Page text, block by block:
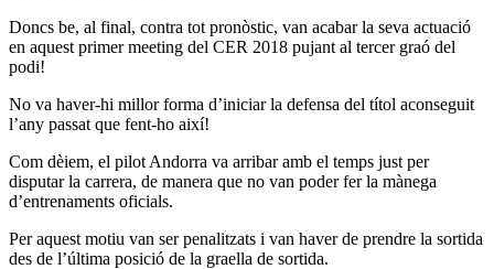
Doncs be, al final, contra tot pronòstic, van acabar la seva actuació
en aquest primer meeting del CER 2018 pujant al tercer graó del
podi!
No va haver-hi millor forma d’iniciar la defensa del títol aconseguit
l’any passat que fent-ho així!
Com dèiem, el pilot Andorra va arribar amb el temps just per
disputar la carrera, de manera que no van poder fer la mànega
d’entrenaments oficials.
Per aquest motiu van ser penalitzats i van haver de prendre la sortida
des de l’última posició de la graella de sortida.